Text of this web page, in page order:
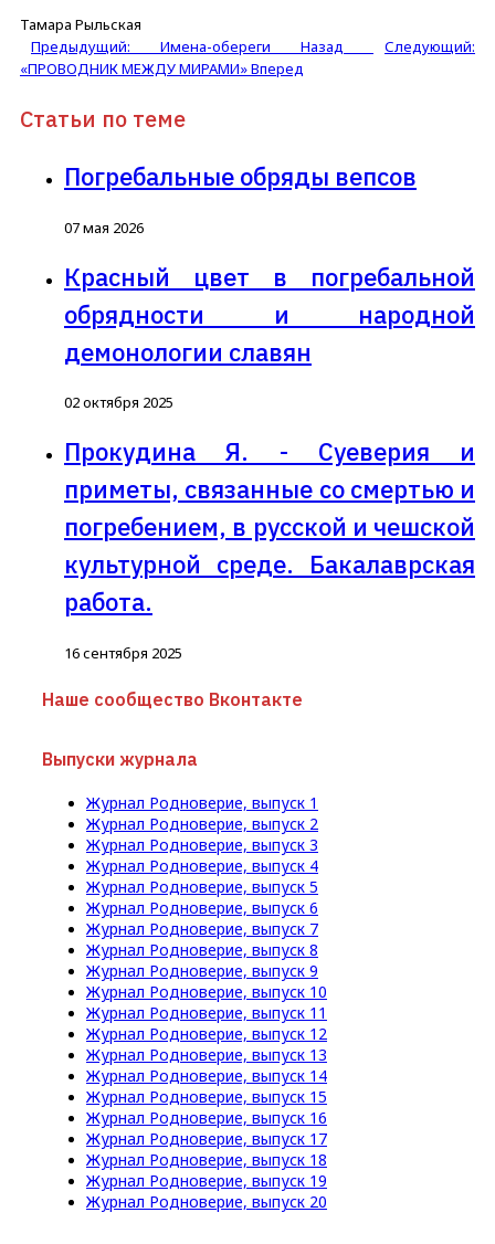
Тамара Рыльская
Предыдущий: Имена-обереги Назад
Следующий:
«ПРОВОДНИК МЕЖДУ МИРАМИ»Вперед
Статьи по теме
Погребальные обряды вепсов
07 мая 2026
Красный цвет в погребальной
обрядности и народной
демонологии славян
02 октября 2025
Прокудина Я. - Суеверия и
приметы, связанные со смертью и
погребением, в русской и чешской
культурной среде. Бакалаврская
работа.
16 сентября 2025
Наше сообщество Вконтакте
Выпуски журнала
Журнал Родноверие, выпуск 1
Журнал Родноверие, выпуск 2
Журнал Родноверие, выпуск 3
Журнал Родноверие, выпуск 4
Журнал Родноверие, выпуск 5
Журнал Родноверие, выпуск 6
Журнал Родноверие, выпуск 7
Журнал Родноверие, выпуск 8
Журнал Родноверие, выпуск 9
Журнал Родноверие, выпуск 10
Журнал Родноверие, выпуск 11
Журнал Родноверие, выпуск 12
Журнал Родноверие, выпуск 13
Журнал Родноверие, выпуск 14
Журнал Родноверие, выпуск 15
Журнал Родноверие, выпуск 16
Журнал Родноверие, выпуск 17
Журнал Родноверие, выпуск 18
Журнал Родноверие, выпуск 19
Журнал Родноверие, выпуск 20